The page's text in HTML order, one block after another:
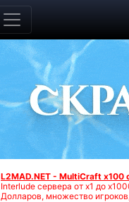
L2MAD.NET - MultiCraft
Interlude сервера от х1 до
Долларов, множество